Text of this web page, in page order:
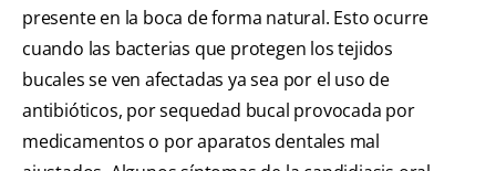
presente en la boca de forma natural. Esto ocurre
cuando las bacterias que protegen los tejidos
bucales se ven afectadas ya sea por el uso de
antibióticos, por sequedad bucal provocada por
medicamentos o por aparatos dentales mal